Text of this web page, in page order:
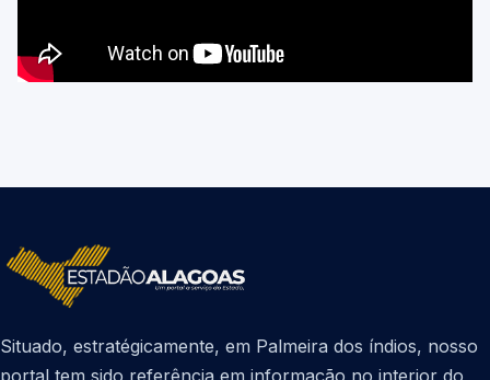
Situado, estratégicamente, em Palmeira dos índios, nosso